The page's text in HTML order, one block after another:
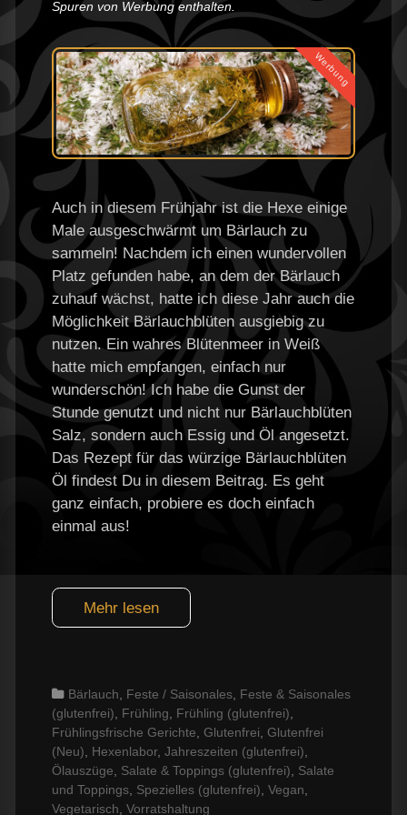
Spuren von Werbung enthalten.
Werbung
Auch in diesem Frühjahr ist die Hexe einige
Male ausgeschwärmt um Bärlauch zu
sammeln! Nachdem ich einen wundervollen
Platz gefunden habe, an dem der Bärlauch
zuhauf wächst, hatte ich diese Jahr auch die
Möglichkeit Bärlauchblüten ausgiebig zu
nutzen. Ein wahres Blütenmeer in Weiß
hatte mich empfangen, einfach nur
wunderschön! Ich habe die Gunst der
Stunde genutzt und nicht nur Bärlauchblüten
Salz, sondern auch Essig und Öl angesetzt.
Das Rezept für das würzige Bärlauchblüten
Öl findest Du in diesem Beitrag. Es geht
ganz einfach, probiere es doch einfach
einmal aus!
Mehr lesen
Categories
Bärlauch Feste / Saisonales Feste & Saisonales
(glutenfrei)
Frühling Frühling (glutenfrei)
Frühlingsfrische Gerichte
Glutenfrei
Glutenfrei
(Neu)
Hexenlabor, Jahreszeiten (glutenfrei)
Ölauszüge
Salate & Toppings (glutenfrei)
Salate
und Toppings Spezielles (glutenfrei) Vegan
Vegetarisch Vorratshaltung